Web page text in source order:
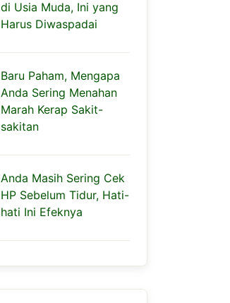
di Usia Muda, Ini yang
Harus Diwaspadai
Baru Paham, Mengapa
Anda Sering Menahan
Marah Kerap Sakit-
sakitan
Anda Masih Sering Cek
HP Sebelum Tidur, Hati-
hati Ini Efeknya